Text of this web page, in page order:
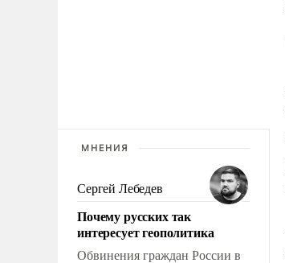
МНЕНИЯ
Сергей Лебедев
Почему русских так
интересует геополитика
Обвинения граждан России в